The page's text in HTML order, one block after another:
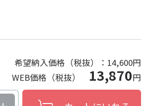
希望納入価格（税抜）： 14,600円
WEB価格（税抜） 13,870円